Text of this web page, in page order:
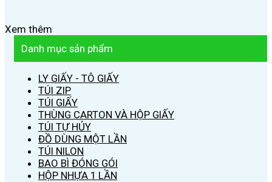
Xem thêm
Danh mục sản phẩm
LY GIẤY - TÔ GIẤY
TÚI ZIP
TÚI GIẤY
THÙNG CARTON VÀ HỘP GIẤY
TÚI TỰ HỦY
ĐỒ DÙNG MỘT LẦN
TÚI NILON
BAO BÌ ĐÓNG GÓI
HỘP NHỰA 1 LẦN